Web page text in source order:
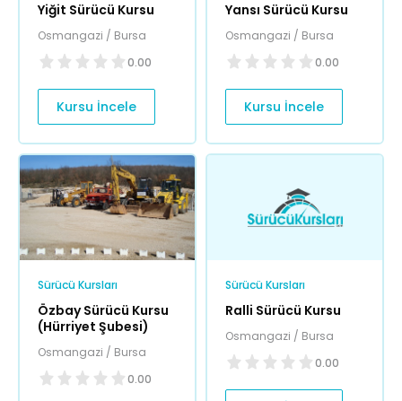
Yiğit Sürücü Kursu
Osmangazi / Bursa
0.00
Kursu İncele
Yansı Sürücü Kursu
Osmangazi / Bursa
0.00
Kursu İncele
Sürücü Kursları
Özbay Sürücü Kursu
(Hürriyet Şubesi)
Osmangazi / Bursa
0.00
Sürücü Kursları
Ralli Sürücü Kursu
Osmangazi / Bursa
0.00